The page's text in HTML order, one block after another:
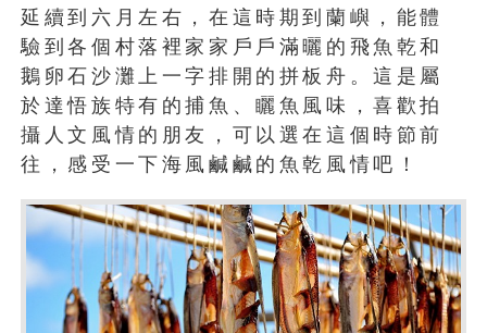
延續到六月左右，在這時期到蘭嶼，能體
驗到各個村落裡家家戶戶滿曬的飛魚乾和
鵝卵石沙灘上一字排開的拼板舟。這是屬
於達悟族特有的捕魚、矖魚風味，喜歡拍
攝人文風情的朋友，可以選在這個時節前
往，感受一下海風鹹鹹的魚乾風情吧！